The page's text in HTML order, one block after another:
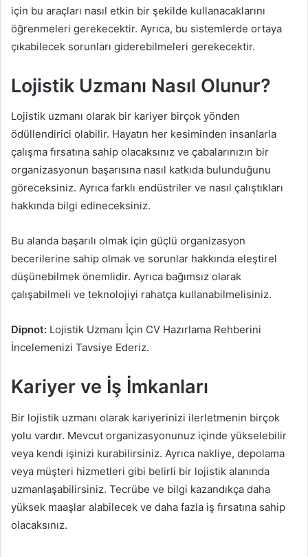
için bu araçları nasıl etkin bir şekilde kullanacaklarını
öğrenmeleri gerekecektir. Ayrıca, bu sistemlerde ortaya
çıkabilecek sorunları giderebilmeleri gerekecektir.
Lojistik Uzmanı Nasıl Olunur?
Lojistik uzmanı olarak bir kariyer birçok yönden
ödüllendirici olabilir. Hayatın her kesiminden insanlarla
çalışma fırsatına sahip olacaksınız ve çabalarınızın bir
organizasyonun başarısına nasıl katkıda bulunduğunu
göreceksiniz. Ayrıca farklı endüstriler ve nasıl çalıştıkları
hakkında bilgi edineceksiniz.
Bu alanda başarılı olmak için güçlü organizasyon
becerilerine sahip olmak ve sorunlar hakkında eleştirel
düşünebilmek önemlidir. Ayrıca bağımsız olarak
çalışabilmeli ve teknolojiyi rahatça kullanabilmelisiniz.
Dipnot: Lojistik Uzmanı İçin CV Hazırlama Rehberini
İncelemenizi Tavsiye Ederiz.
Kariyer ve İş İmkanları
Bir lojistik uzmanı olarak kariyerinizi ilerletmenin birçok
yolu vardır. Mevcut organizasyonunuz içinde yükselebilir
veya kendi işinizi kurabilirsiniz. Ayrıca nakliye, depolama
veya müşteri hizmetleri gibi belirli bir lojistik alanında
uzmanlaşabilirsiniz. Tecrübe ve bilgi kazandıkça daha
yüksek maaşlar alabilecek ve daha fazla iş fırsatına sahip
olacaksınız.